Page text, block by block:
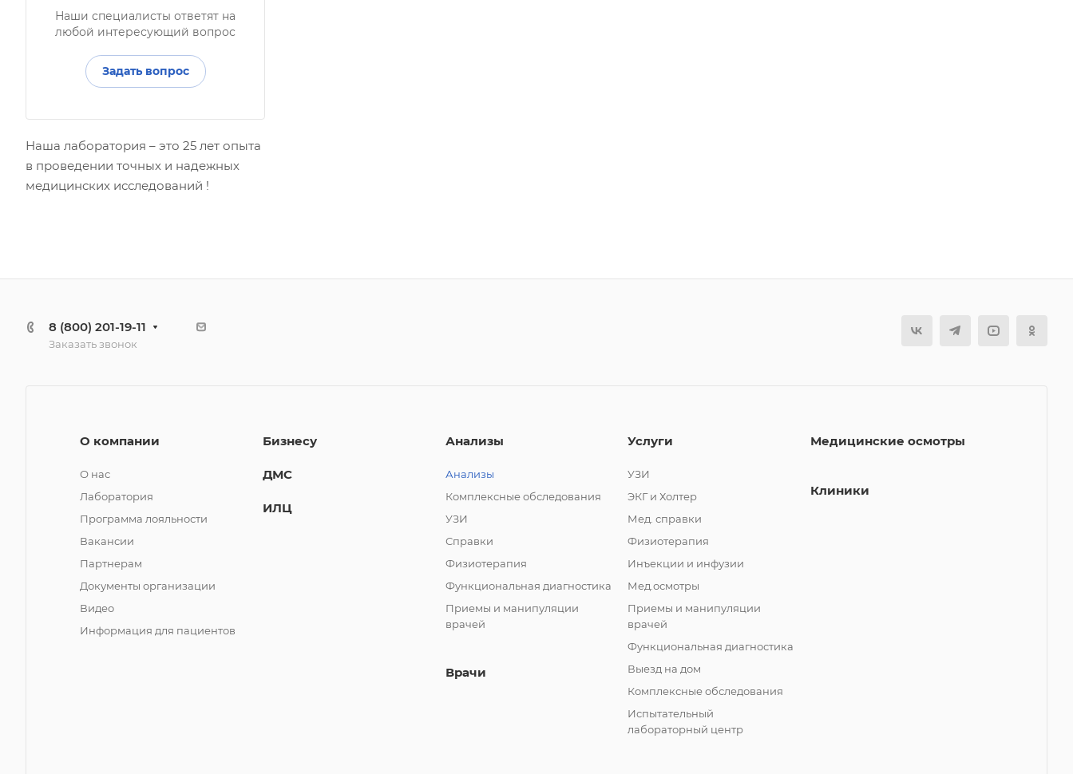
Наши специалисты ответят на
любой интересующий вопрос
Задать вопрос
Наша лаборатория – это 25 лет опыта
в проведении точных и надежных
медицинских исследований !
8 (800) 201-19-11
Заказать звонок
О компании
О нас
Лаборатория
Программа лояльности
Вакансии
Партнерам
Документы организации
Видео
Информация для пациентов
Бизнесу
ДМС
ИЛЦ
Анализы
Анализы
Комплексные обследования
УЗИ
Справки
Физиотерапия
Функциональная диагностика
Приемы и манипуляции
врачей
Врачи
Услуги
УЗИ
ЭКГ и Холтер
Мед. справки
Физиотерапия
Инъекции и инфузии
Мед.осмотры
Приемы и манипуляции
врачей
Функциональная диагностика
Выезд на дом
Комплексные обследования
Испытательный
лабораторный центр
Медицинские осмотры
Клиники